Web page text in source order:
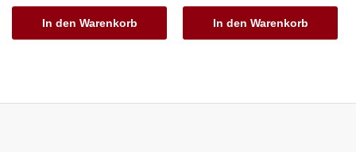
In den Warenkorb In den Warenkorb